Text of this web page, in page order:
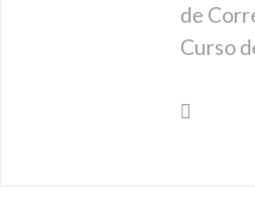
de
Curso